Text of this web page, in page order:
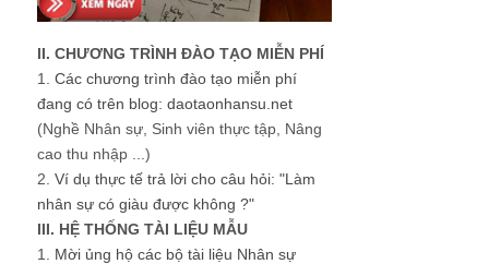
II. CHƯƠNG TRÌNH ĐÀO TẠO MIỄN PHÍ
1. Các chương trình đào tạo miễn phí
đang có trên blog: daotaonhansu.net
(Nghề Nhân sự, Sinh viên thực tập, Nâng
cao thu nhập ...)
2. Ví dụ thực tế trả lời cho câu hỏi: "Làm
nhân sự có giàu được không ?"
III. HỆ THỐNG TÀI LIỆU MẪU
1. Mời ủng hộ các bộ tài liệu Nhân sự